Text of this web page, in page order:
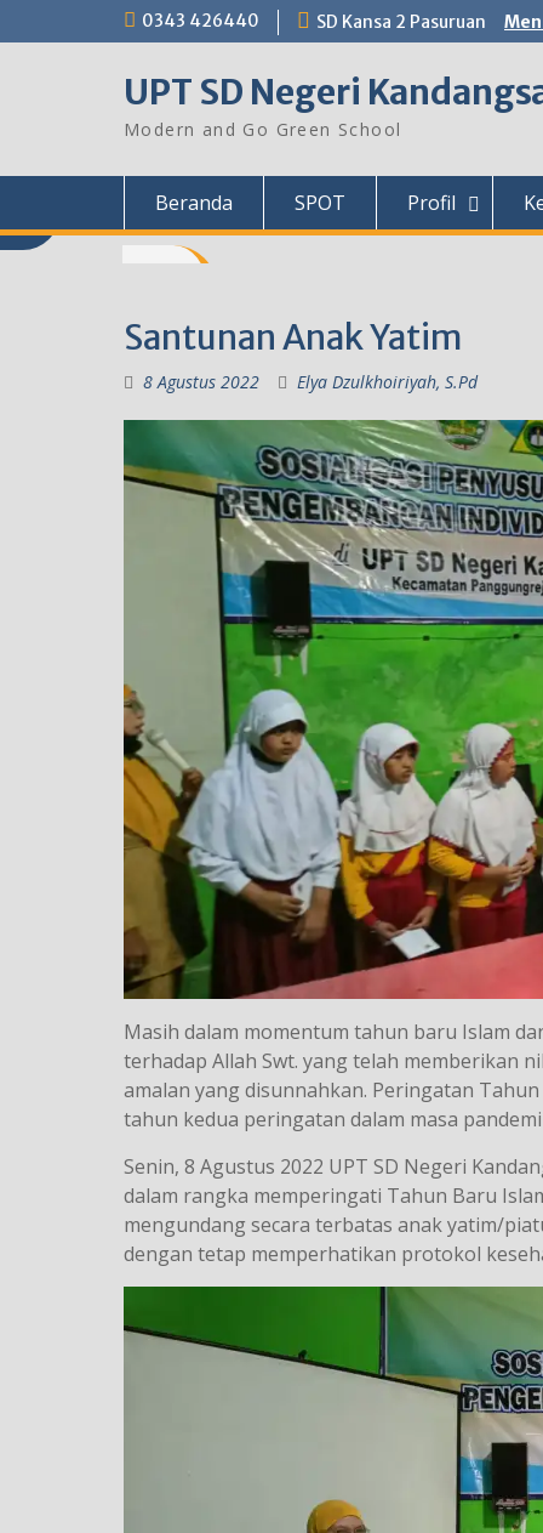
to
0343 426440 SD Kansa 2 Pasuruan
UPT SD Negeri
Modern and Go Green School
Beranda SPOT Profil
Santunan Anak Yatim
8 Agustus 2022 Elya Dzulkhoiriyah, S.Pd
Masih dalam momentum tahun baru Islam
terhadap Allah Swt. yang telah memberikan
amalan yang disunnahkan. Peringatan
tahun kedua peringatan dalam masa pandemi
Senin, 8 Agustus 2022 UPT SD Negeri
dalam rangka memperingati Tahun Baru
mengundang secara terbatas anak yatim/
dengan tetap memperhatikan protokol